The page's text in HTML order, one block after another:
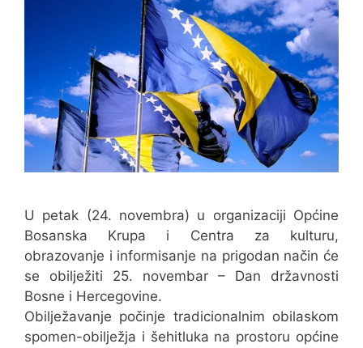
U petak (24. novembra) u organizaciji Općine
Bosanska Krupa i Centra za kulturu,
obrazovanje i informisanje na prigodan način će
se obilježiti 25. novembar – Dan državnosti
Bosne i Hercegovine.
Obilježavanje počinje tradicionalnim obilaskom
spomen-obilježja i šehitluka na prostoru općine